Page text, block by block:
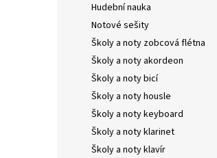
Hudební nauka
Notové sešity
Školy a noty zobcová flétna
Školy a noty akordeon
Školy a noty bicí
Školy a noty housle
Školy a noty keyboard
Školy a noty klarinet
Školy a noty klavír